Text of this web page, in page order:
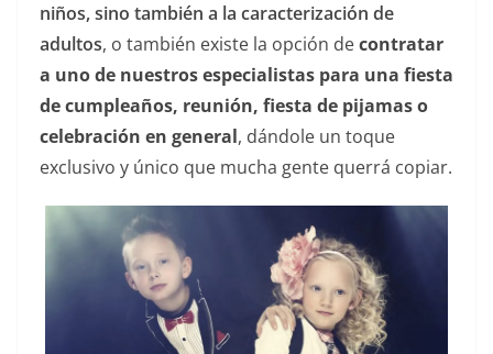
niños, sino también a la caracterización de
adultos, o también existe la opción decontratar
a uno de nuestros especialistas para una fiesta
de cumpleaños, reunión, fiesta de pijamas o
celebración en general, dándole un toque
exclusivo y único que mucha gente querrá copiar.